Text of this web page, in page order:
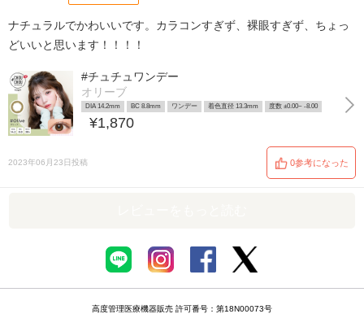
ナチュラルでかわいいです。カラコンすぎず、裸眼すぎず、ちょっ
どいいと思います！！！！
#チュチュワンデー
オリーブ
DIA 14.2mm BC 8.8mm ワンデー 着色直径 13.3mm 度数 ±0.00~ -8.00
¥1,870
2023年06月23日投稿 0参考になった
高度管理医療機器販売 許可番号：第18N00073号